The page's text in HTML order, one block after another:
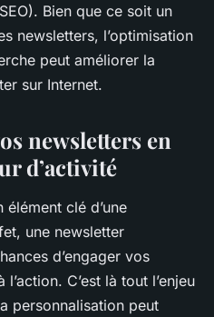
Bien que ce soit un
newsletters, l’optimisation
peut améliorer la
sur Internet.
newsletters en
d’activité
clé d’une
une newsletter
d’engager vos
C’est là tout l’enjeu
personnalisation peut